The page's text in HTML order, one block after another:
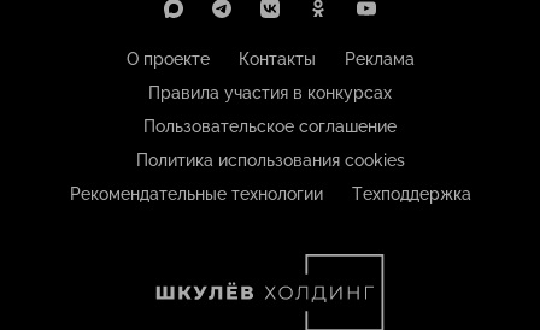
О проекте Контакты
Реклама
Правила участия в конкурсах
Пользовательское соглашение
Политика использования cookies
Рекомендательные технологии
Техподдержка